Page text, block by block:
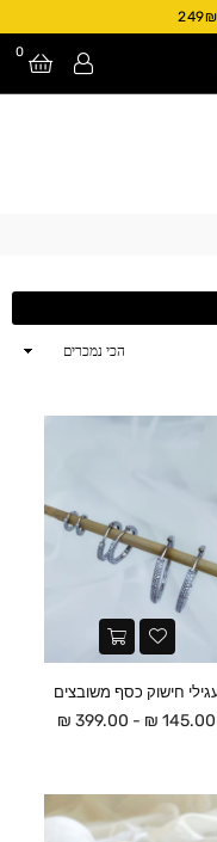
0
ארגן
חישוק כסף משובצים
145.00 ₪ - 399.00 ₪